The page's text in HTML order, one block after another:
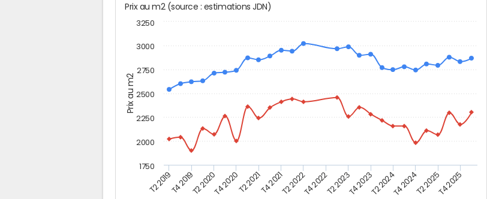
Prix au m2
Prix au m2 (source : estimations JDN)
T2 2019T4 2019T2 2020T4 2020T2 2021T4 2021T2 2022T4 2022T2 2023T4 2023T2 2024T4 2024T2 2025T4 2025
1750
2000
2250
2500
2750
3000
3250